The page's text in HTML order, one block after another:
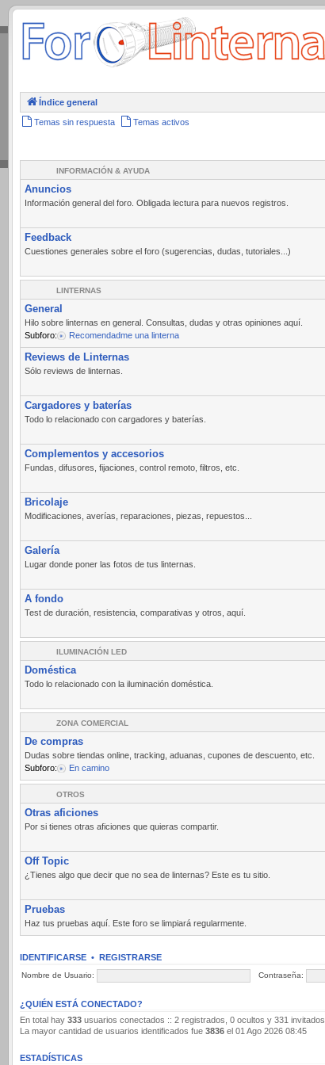
.
Índice general
Temas sin respuesta
Temas activos
INFORMACIÓN & AYUDA
Anuncios
Información general del foro. Obligada lectura para nuevos registros.
Feedback
Cuestiones generales sobre el foro (sugerencias, dudas, tutoriales...)
LINTERNAS
General
Hilo sobre linternas en general. Consultas, dudas y otras opiniones aquí.
Subforo:
Recomendadme una linterna
Reviews de Linternas
Sólo reviews de linternas.
Cargadores y baterías
Todo lo relacionado con cargadores y baterías.
Complementos y accesorios
Fundas, difusores, fijaciones, control remoto, filtros, etc.
Bricolaje
Modificaciones, averías, reparaciones, piezas, repuestos...
Galería
Lugar donde poner las fotos de tus linternas.
A fondo
Test de duración, resistencia, comparativas y otros, aquí.
ILUMINACIÓN LED
Doméstica
Todo lo relacionado con la iluminación doméstica.
ZONA COMERCIAL
De compras
Dudas sobre tiendas online, tracking, aduanas, cupones de descuento, etc.
Subforo:
En camino
OTROS
Otras aficiones
Por si tienes otras aficiones que quieras compartir.
Off Topic
¿Tienes algo que decir que no sea de linternas? Este es tu sitio.
Pruebas
Haz tus pruebas aquí. Este foro se limpiará regularmente.
IDENTIFICARSE • REGISTRARSE
Nombre de Usuario: Contraseña:
¿QUIÉN ESTÁ CONECTADO?
En total hay 333 usuarios conectados :: 2 registrados, 0 ocultos y 331
La mayor cantidad de usuarios identificados fue 3836 el 01 Ago 2026 08:45
ESTADÍSTICAS